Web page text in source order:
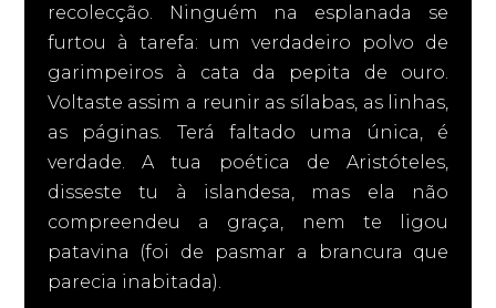
recolecção. Ninguém na esplanada se
furtou à tarefa: um verdadeiro polvo de
garimpeiros à cata da pepita de ouro.
Voltaste assim a reunir as sílabas, as linhas,
as páginas. Terá faltado uma única, é
verdade. A tua poética de Aristóteles,
disseste tu à islandesa, mas ela não
compreendeu a graça, nem te ligou
patavina (foi de pasmar a brancura que
parecia inabitada).